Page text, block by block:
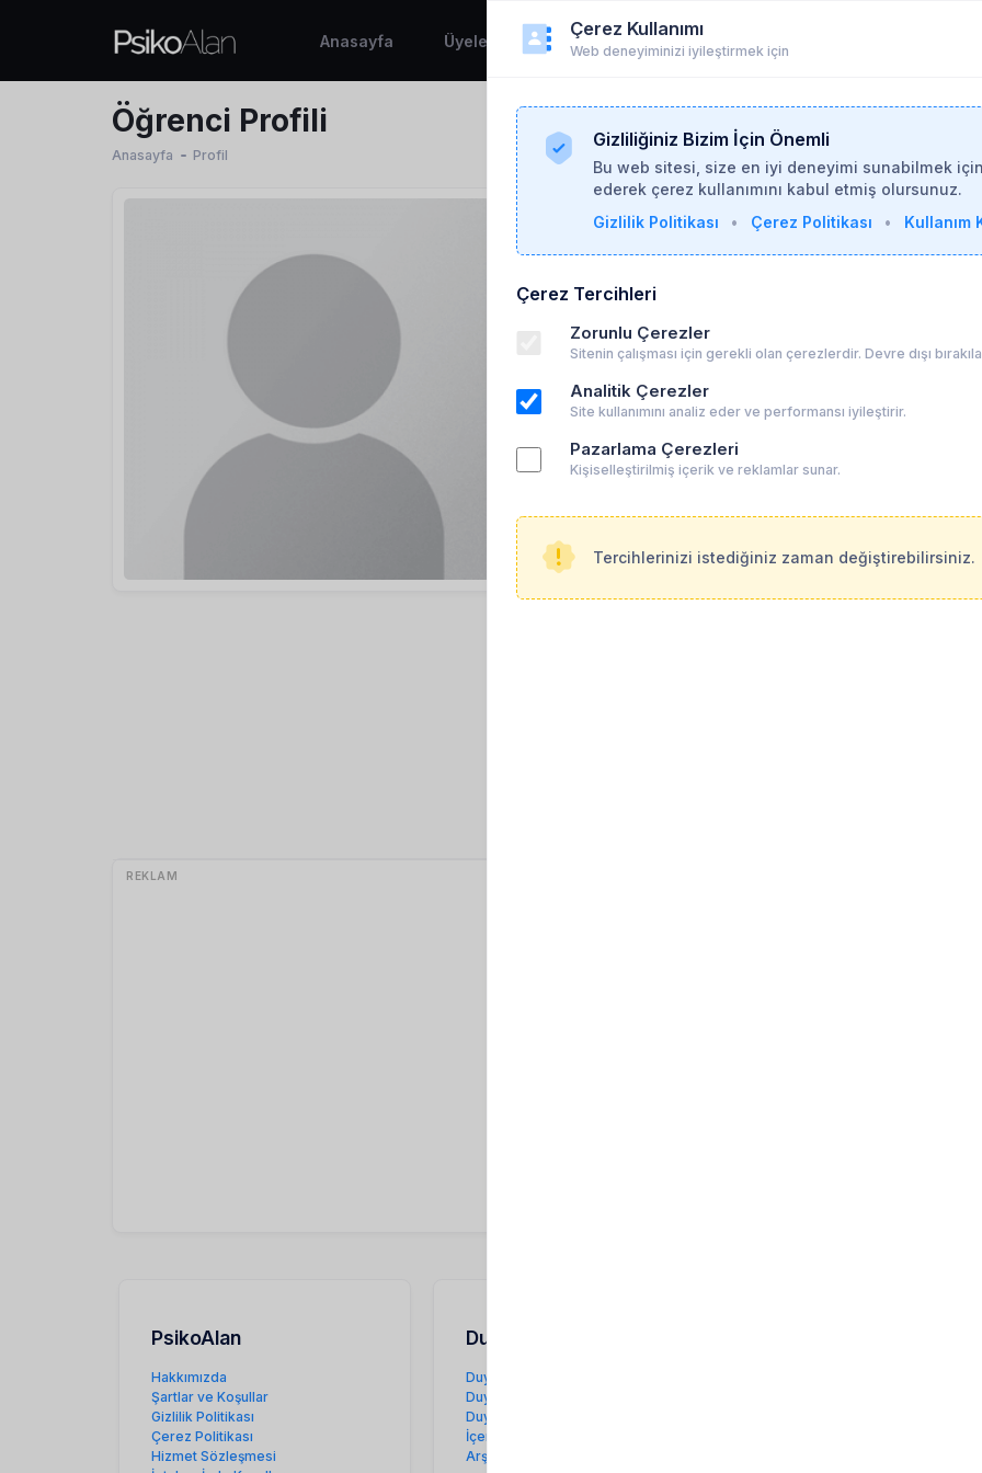
Anasayfa Üyeler Duyurular Yardım
Öğrenci Profili
Anasayfa Profil
Hatice Çalışır ÖĞRENCİ
Öğrenci (Psikoloji - Lisans Derecesi)
Diğer
Hakkında
REKLAM
PsikoAlan
Hakkımızda
Şartlar ve Koşullar
Gizlilik Politikası
Çerez Politikası
Hizmet Sözleşmesi
Duyurular
Duyurular
Duyuru Gönder
Duyuru Kuralları
İçerik ve Moderasyon Politikası
Arşiv
Çerez Kullanımı
Web deneyiminizi iyileştirmek için
Gizliliğiniz Bizim İçin Önemli
Bu web sitesi, size en iyi deneyimi sunabilmek
ederek çerez kullanımını kabul etmiş olursunuz.
Gizlilik Politikası
• Çerez Politikası • Kullanım
Çerez Tercihleri
Zorunlu Çerezler
Sitenin çalışması için gerekli olan çerezlerdir. Devre dışı
Analitik Çerezler
Site kullanımını analiz eder ve performansı iyileştirir.
Pazarlama Çerezleri
Kişiselleştirilmiş içerik ve reklamlar sunar.
Tercihlerinizi istediğiniz zaman değiştirebilirsiniz.